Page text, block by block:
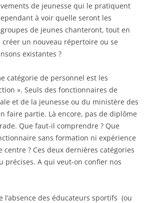
de jeunesse qui le pratiquent
à voir quelle seront les
de jeunes chanteront, tout en
créer un nouveau répertoire ou se
existantes ?
de personnel est les
». Seuls des fonctionnaires de
et de la jeunesse ou du ministère des
faire partie. Là encore, pas de diplôme
Que faut-il comprendre ? Que
sans formation ni expérience
? Ces deux dernières catégories
précises. A qui veut-on confier nos
l’absence des éducateurs sportifs (ou